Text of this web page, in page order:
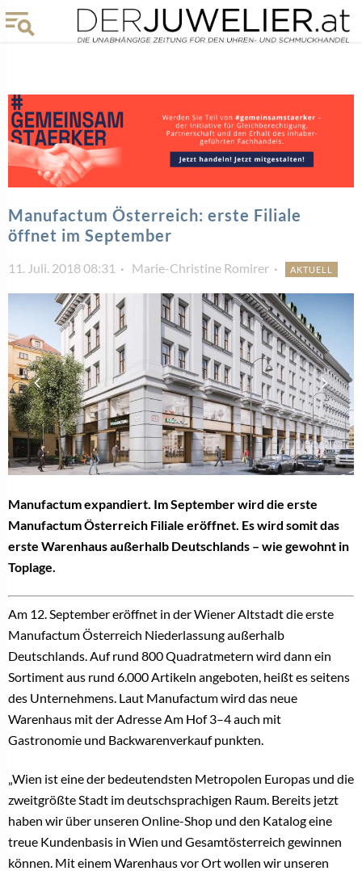
Manufactum Österreich: erste Filiale
öffnet im September
11. Juli. 2018 08:31 Marie-Christine Romirer AKTUELL
Manufactum expandiert. Im September wird die erste
Manufactum Österreich Filiale eröffnet. Es wird somit das
erste Warenhaus außerhalb Deutschlands – wie gewohnt in
Toplage.
Am 12. September eröffnet in der Wiener Altstadt die erste
Manufactum Österreich Niederlassung außerhalb
Deutschlands. Auf rund 800 Quadratmetern wird dann ein
Sortiment aus rund 6.000 Artikeln angeboten, heißt es seitens
des Unternehmens. Laut Manufactum wird das neue
Warenhaus mit der Adresse Am Hof 3–4 auch mit
Gastronomie und Backwarenverkauf punkten.
„Wien ist eine der bedeutendsten Metropolen Europas und die
zweitgrößte Stadt im deutschsprachigen Raum. Bereits jetzt
haben wir über unseren Online-Shop und den Katalog eine
treue Kundenbasis in Wien und Gesamtösterreich gewinnen
können. Mit einem Warenhaus vor Ort wollen wir unseren